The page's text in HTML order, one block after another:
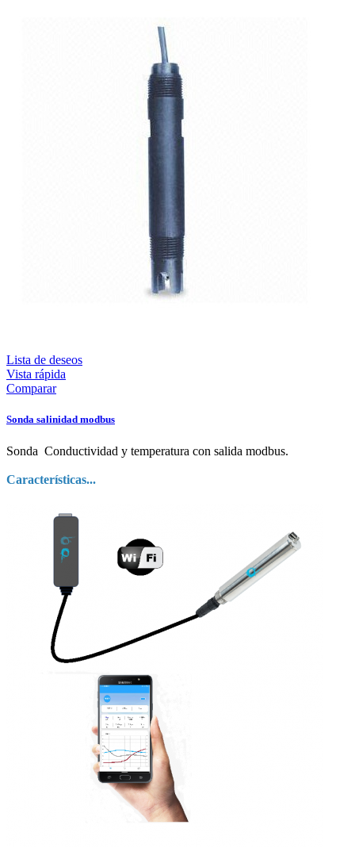
Lista de deseos
Vista rápida
Comparar
Sonda salinidad modbus
Sonda Conductividad y temperatura con salida modbus.
Características...